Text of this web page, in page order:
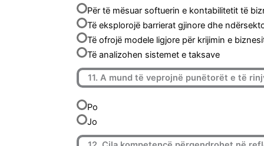
Për të mësuar softuerin e kontabilitetit të
Të eksplorojë barrierat gjinore dhe
Të ofrojë modele ligjore për krijimin e
Të analizohen sistemet e taksave
11. A mund të veprojnë punëtorët e të
Po
Jo